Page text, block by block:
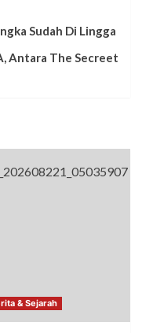
Sudah Di Lingga
Antara The Secreet
& Sejarah